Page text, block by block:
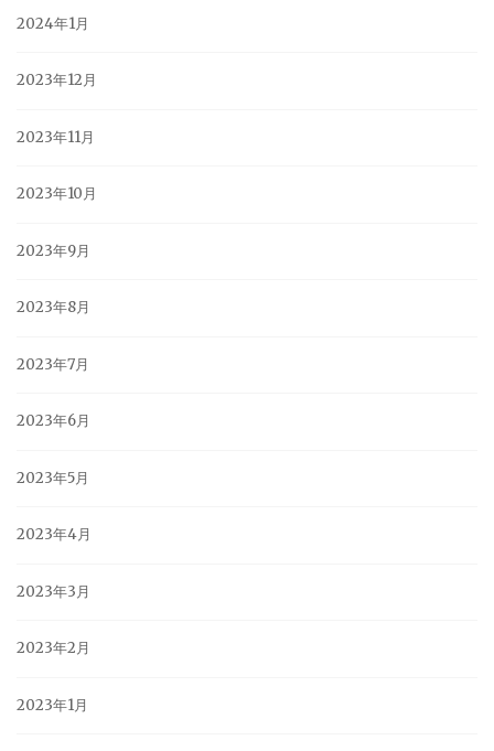
2024年1月
2023年12月
2023年11月
2023年10月
2023年9月
2023年8月
2023年7月
2023年6月
2023年5月
2023年4月
2023年3月
2023年2月
2023年1月